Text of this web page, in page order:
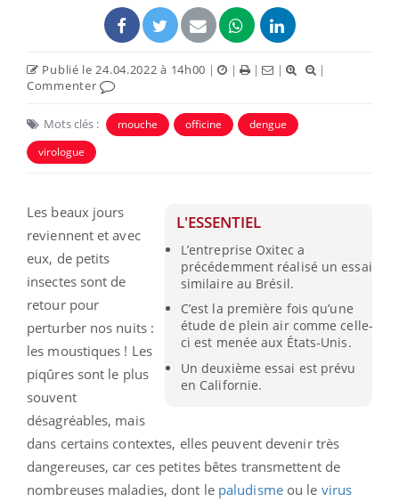
Publié le 24.04.2022 à 14h00 | | | |
|
Commenter
Mots clés : mouche officine
dengue
virologue
L'ESSENTIEL
L’entreprise Oxitec a
précédemment réalisé un essai
similaire au Brésil.
C’est la première fois qu’une
étude de plein air comme celle-
ci est menée aux États-Unis.
Un deuxième essai est prévu
en Californie.
Les beaux jours
reviennent et avec
eux, de petits
insectes sont de
retour pour
perturber nos nuits :
les moustiques ! Les
piqûres sont le plus
souvent
désagréables, mais
dans certains contextes, elles peuvent devenir très
dangereuses, car ces petites bêtes transmettent de
nombreuses maladies, dont le paludismeou le virus